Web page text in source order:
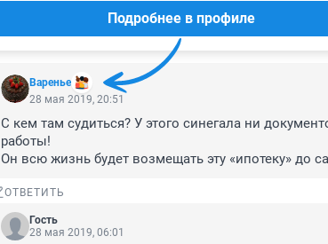
Варенье
Подробнее в профиле
28 мая 2019, 20:51
С кем там судиться? У этого синегала ни
работы!
Он всю жизнь будет возмещать эту «ипотеку» до
ОТВЕТИТЬ
Гость
28 мая 2019, 06:01